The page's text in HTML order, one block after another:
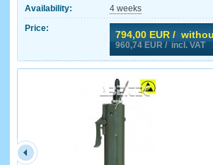
Availability:
4 weeks
Price:
794,00 EUR /
960,74 EUR / incl. VAT